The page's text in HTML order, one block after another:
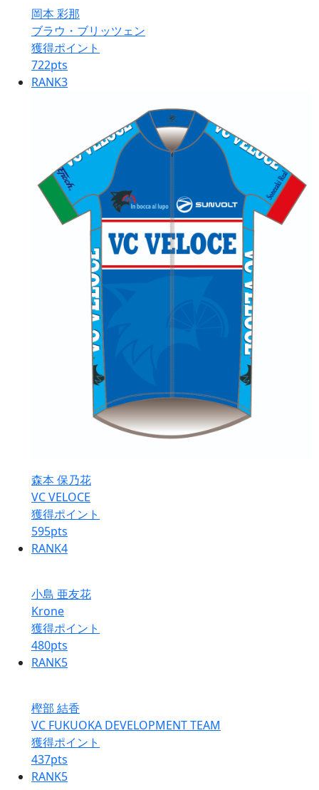
岡本 彩那
ブラウ・ブリッツェン
獲得ポイント
722pts
RANK3
森本 保乃花
VC VELOCE
獲得ポイント
595pts
RANK4
小島 亜友花
Krone
獲得ポイント
480pts
RANK5
樫部 結香
VC FUKUOKA DEVELOPMENT TEAM
獲得ポイント
437pts
RANK5